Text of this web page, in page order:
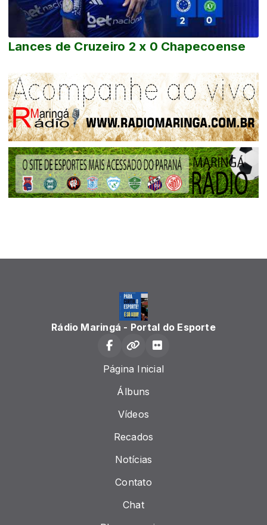
Lances de Cruzeiro 2 x 0 Chapecoense
Rádio Maringá - Portal do Esporte
Página Inicial
Álbuns
Vídeos
Recados
Notícias
Contato
Chat